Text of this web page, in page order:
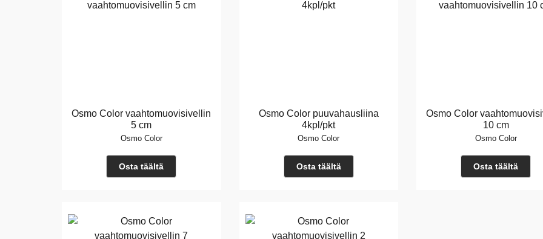
Osmo Color vaahtomuovisivellin
5 cm
Osmo Color
Osta täältä
Osmo Color puuvahausliina
4kpl/pkt
Osmo Color
Osta täältä
Osmo Color
10 cm
Osmo Color
Osta täältä